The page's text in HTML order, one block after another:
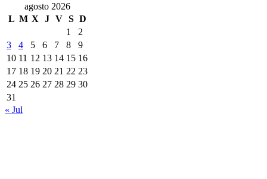
agosto 2026
L M X J V S D
1
2
3
4 5 6 7 8
9
10 11 12 13 14 15 16
17 18 19 20 21 22 23
24 25 26 27 28 29 30
31
« Jul